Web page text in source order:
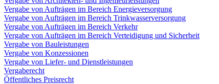
Vergabe von Aufträgen im Bereich Energieversorgung
Vergabe von Aufträgen im Bereich Trinkwasserversorgung
Vergabe von Aufträgen im Bereich Verkehr
Vergabe von Aufträgen im Bereich Verteidigung und Sicherheit
Vergabe von Bauleistungen
Vergabe von Konzessionen
Vergabe von Liefer- und Dienstleistungen
Vergaberecht
Öffentliches Preisrecht